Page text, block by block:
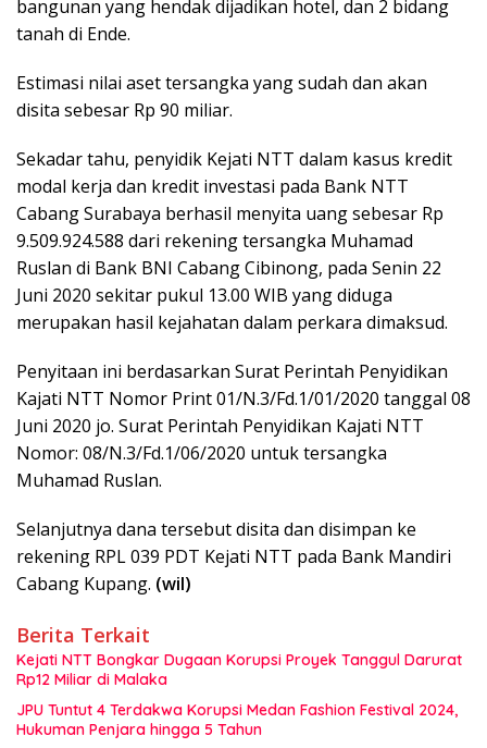
bangunan yang hendak dijadikan hotel, dan 2 bidang
tanah di Ende.
Estimasi nilai aset tersangka yang sudah dan akan
disita sebesar Rp 90 miliar.
Sekadar tahu, penyidik Kejati NTT dalam kasus kredit
modal kerja dan kredit investasi pada Bank NTT
Cabang Surabaya berhasil menyita uang sebesar Rp
9.509.924.588 dari rekening tersangka Muhamad
Ruslan di Bank BNI Cabang Cibinong, pada Senin 22
Juni 2020 sekitar pukul 13.00 WIB yang diduga
merupakan hasil kejahatan dalam perkara dimaksud.
Penyitaan ini berdasarkan Surat Perintah Penyidikan
Kajati NTT Nomor Print 01/N.3/Fd.1/01/2020 tanggal 08
Juni 2020 jo. Surat Perintah Penyidikan Kajati NTT
Nomor: 08/N.3/Fd.1/06/2020 untuk tersangka
Muhamad Ruslan.
Selanjutnya dana tersebut disita dan disimpan ke
rekening RPL 039 PDT Kejati NTT pada Bank Mandiri
Cabang Kupang. (wil)
Berita Terkait
Kejati NTT Bongkar Dugaan Korupsi Proyek Tanggul Darurat
Rp12 Miliar di Malaka
JPU Tuntut 4 Terdakwa Korupsi Medan Fashion Festival 2024,
Hukuman Penjara hingga 5 Tahun